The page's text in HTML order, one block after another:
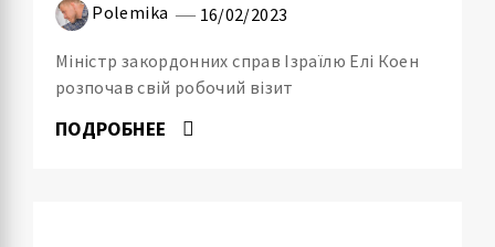
Polemika 16/02/2023
Міністр закордонних справ Ізраїлю Елі Коен
розпочав свій робочий візит
ПОДРОБНЕЕ